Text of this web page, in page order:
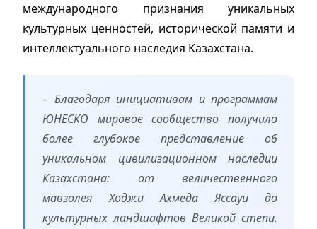
международного признания уникальных
культурных ценностей, исторической памяти и
интеллектуального наследия Казахстана.
– Благодаря инициативам и программам
ЮНЕСКО мировое сообщество получило
более глубокое представление об
уникальном цивилизационном наследии
Казахстана: от величественного
мавзолея Ходжи Ахмеда Яссауи до
культурных ландшафтов Великой степи.